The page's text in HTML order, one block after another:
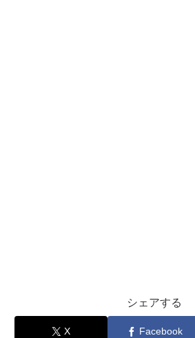
シェアする
X Facebook